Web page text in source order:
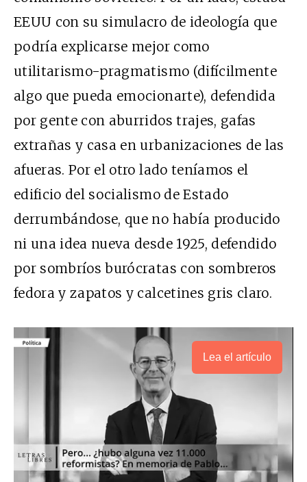
EEUU con su simulacro de ideología que
podría explicarse mejor como
utilitarismo-pragmatismo (difícilmente
algo que pueda emocionarte), defendida
por gente con aburridos trajes, gafas
extrañas y casa en urbanizaciones de las
afueras. Por el otro lado teníamos el
edificio del socialismo de Estado
derrumbándose, que no había producido
ni una idea nueva desde 1925, defendido
por sombríos burócratas con sombreros
fedora y zapatos y calcetines gris claro.
Lea el artículo